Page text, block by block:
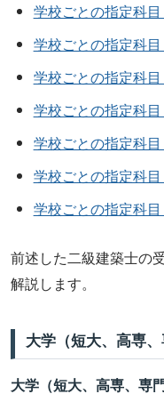
学校ごとの指定科目
学校ごとの指定科目
学校ごとの指定科目
学校ごとの指定科目
学校ごとの指定科目
学校ごとの指定科目
学校ごとの指定科目
前述した二級建築士の
解説します。
大学（短大、高専
大学（短大、高専、専